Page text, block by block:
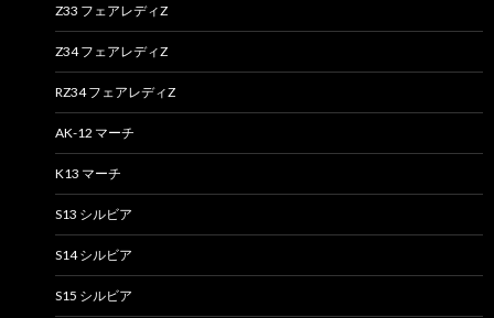
Z33 フェアレディZ
Z34 フェアレディZ
RZ34 フェアレディZ
AK-12 マーチ
K13 マーチ
S13 シルビア
S14 シルビア
S15 シルビア